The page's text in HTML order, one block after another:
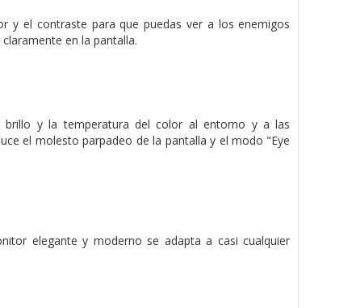
y el contraste para que puedas ver a los enemigos
en la pantalla.
brillo y la temperatura del color al entorno y a las
el molesto parpadeo de la pantalla y el modo "Eye
elegante y moderno se adapta a casi cualquier